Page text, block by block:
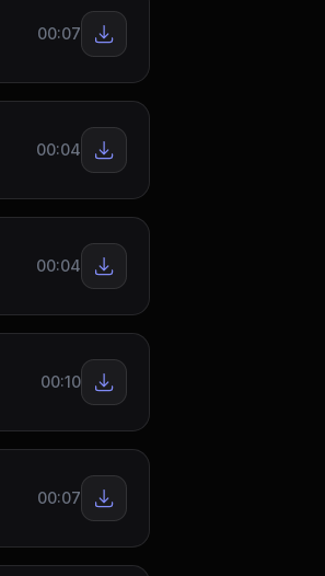
00:07
00:04
00:04
00:10
00:07